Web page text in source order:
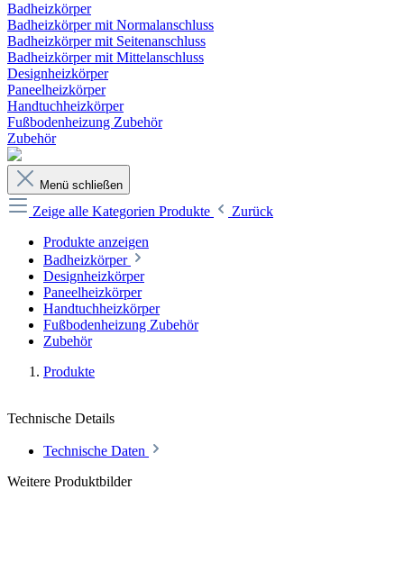
Badheizkörper
Badheizkörper mit Normalanschluss
Badheizkörper mit Seitenanschluss
Badheizkörper mit Mittelanschluss
Designheizkörper
Paneelheizkörper
Handtuchheizkörper
Fußbodenheizung Zubehör
Zubehör
Menü schließen
Zeige alle Kategorien Produkte
Zurück
Produkte anzeigen
Badheizkörper
Designheizkörper
Paneelheizkörper
Handtuchheizkörper
Fußbodenheizung Zubehör
Zubehör
Produkte
Technische Details
Technische Daten
Weitere Produktbilder